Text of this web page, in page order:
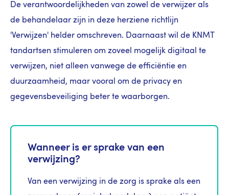
De verantwoordelijkheden van zowel de verwijzer als
de behandelaar zijn in deze herziene richtlijn
'Verwijzen' helder omschreven. Daarnaast wil de KNMT
tandartsen stimuleren om zoveel mogelijk digitaal te
verwijzen, niet alleen vanwege de efficiëntie en
duurzaamheid, maar vooral om de privacy en
gegevensbeveiliging beter te waarborgen.
Wanneer is er sprake van een
verwijzing?
Van een verwijzing in de zorg is sprake als een